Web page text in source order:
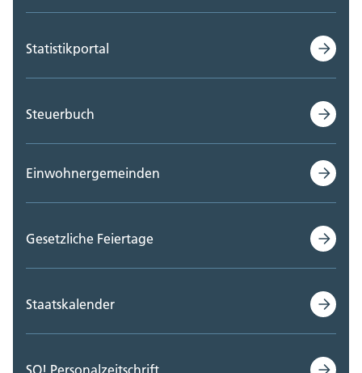
Statistikportal
Steuerbuch
Einwohnergemeinden
Gesetzliche Feiertage
Staatskalender
SO! Personalzeitschrift